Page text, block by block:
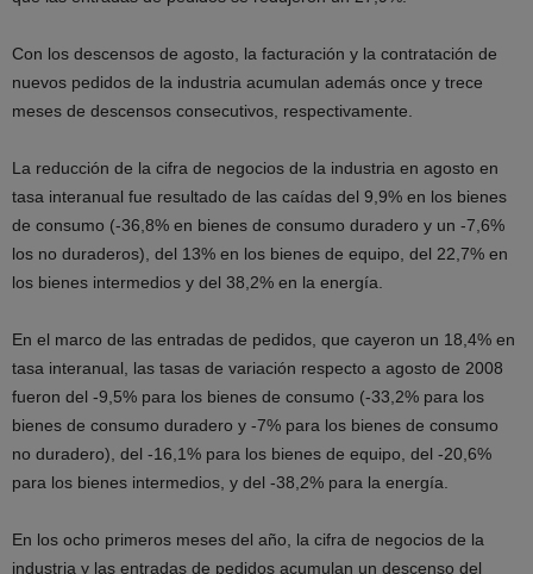
Con los descensos de agosto, la facturación y la contratación de
nuevos pedidos de la industria acumulan además once y trece
meses de descensos consecutivos, respectivamente.
La reducción de la cifra de negocios de la industria en agosto en
tasa interanual fue resultado de las caídas del 9,9% en los bienes
de consumo (-36,8% en bienes de consumo duradero y un -7,6%
los no duraderos), del 13% en los bienes de equipo, del 22,7% en
los bienes intermedios y del 38,2% en la energía.
En el marco de las entradas de pedidos, que cayeron un 18,4% en
tasa interanual, las tasas de variación respecto a agosto de 2008
fueron del -9,5% para los bienes de consumo (-33,2% para los
bienes de consumo duradero y -7% para los bienes de consumo
no duradero), del -16,1% para los bienes de equipo, del -20,6%
para los bienes intermedios, y del -38,2% para la energía.
En los ocho primeros meses del año, la cifra de negocios de la
industria y las entradas de pedidos acumulan un descenso del